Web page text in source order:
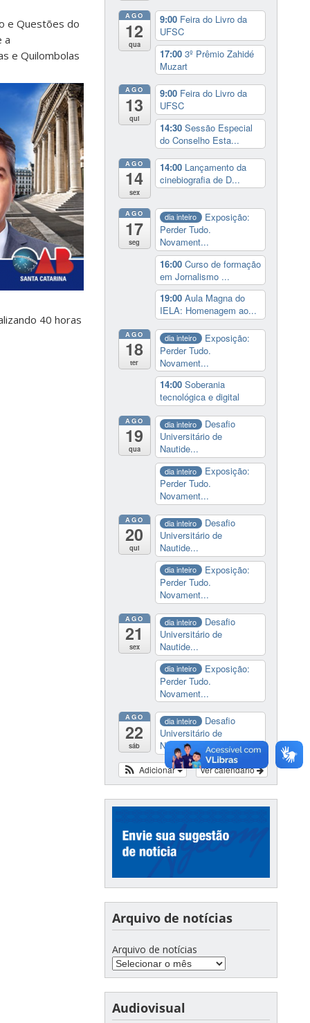
e Questões do
a
e Quilombolas
40 horas
AGO
12
qua
9:00 Feira do Livro da
UFSC
17:00 3º Prêmio Zahidé
Muzart
AGO
13
qui
9:00 Feira do Livro da
UFSC
14:30 Sessão Especial
do Conselho Esta...
AGO
14
sex
14:00 Lançamento da
cinebiografia de D...
AGO
17
seg
dia inteiro
Exposição:
Perder Tudo.
Novament...
16:00 Curso de formação
em Jornalismo ...
19:00 Aula Magna do
IELA: Homenagem ao...
AGO
18
ter
dia inteiro
Exposição:
Perder Tudo.
Novament...
14:00 Soberania
tecnológica e digital
AGO
19
qua
dia inteiro
Desafio
Universitário de
Nautide...
dia inteiro
Exposição:
Perder Tudo.
Novament...
AGO
20
qui
dia inteiro
Desafio
Universitário de
Nautide...
dia inteiro
Exposição:
Perder Tudo.
Novament...
AGO
21
sex
dia inteiro
Desafio
Universitário de
Nautide...
dia inteiro
Exposição:
Perder Tudo.
Novament...
AGO
22
sáb
dia inteiro
Desafio
Universitário de
Nautide...
Ver calendário
Adicionar
Arquivo de notícias
Arquivo de notícias
Audiovisual